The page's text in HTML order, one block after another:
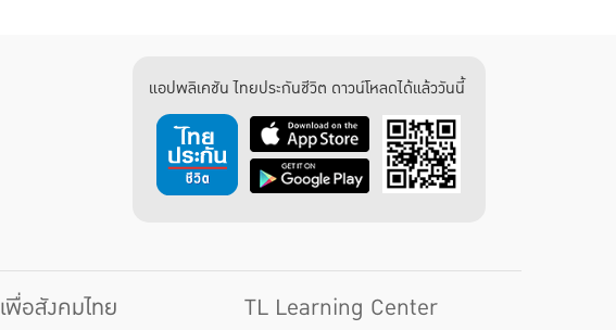
แอปพลิเคชัน ไทยประกันชีวิต ดาวน์โหลดได้แล้ววันนี้
เพื่อสังคมไทย
TL Learning Center